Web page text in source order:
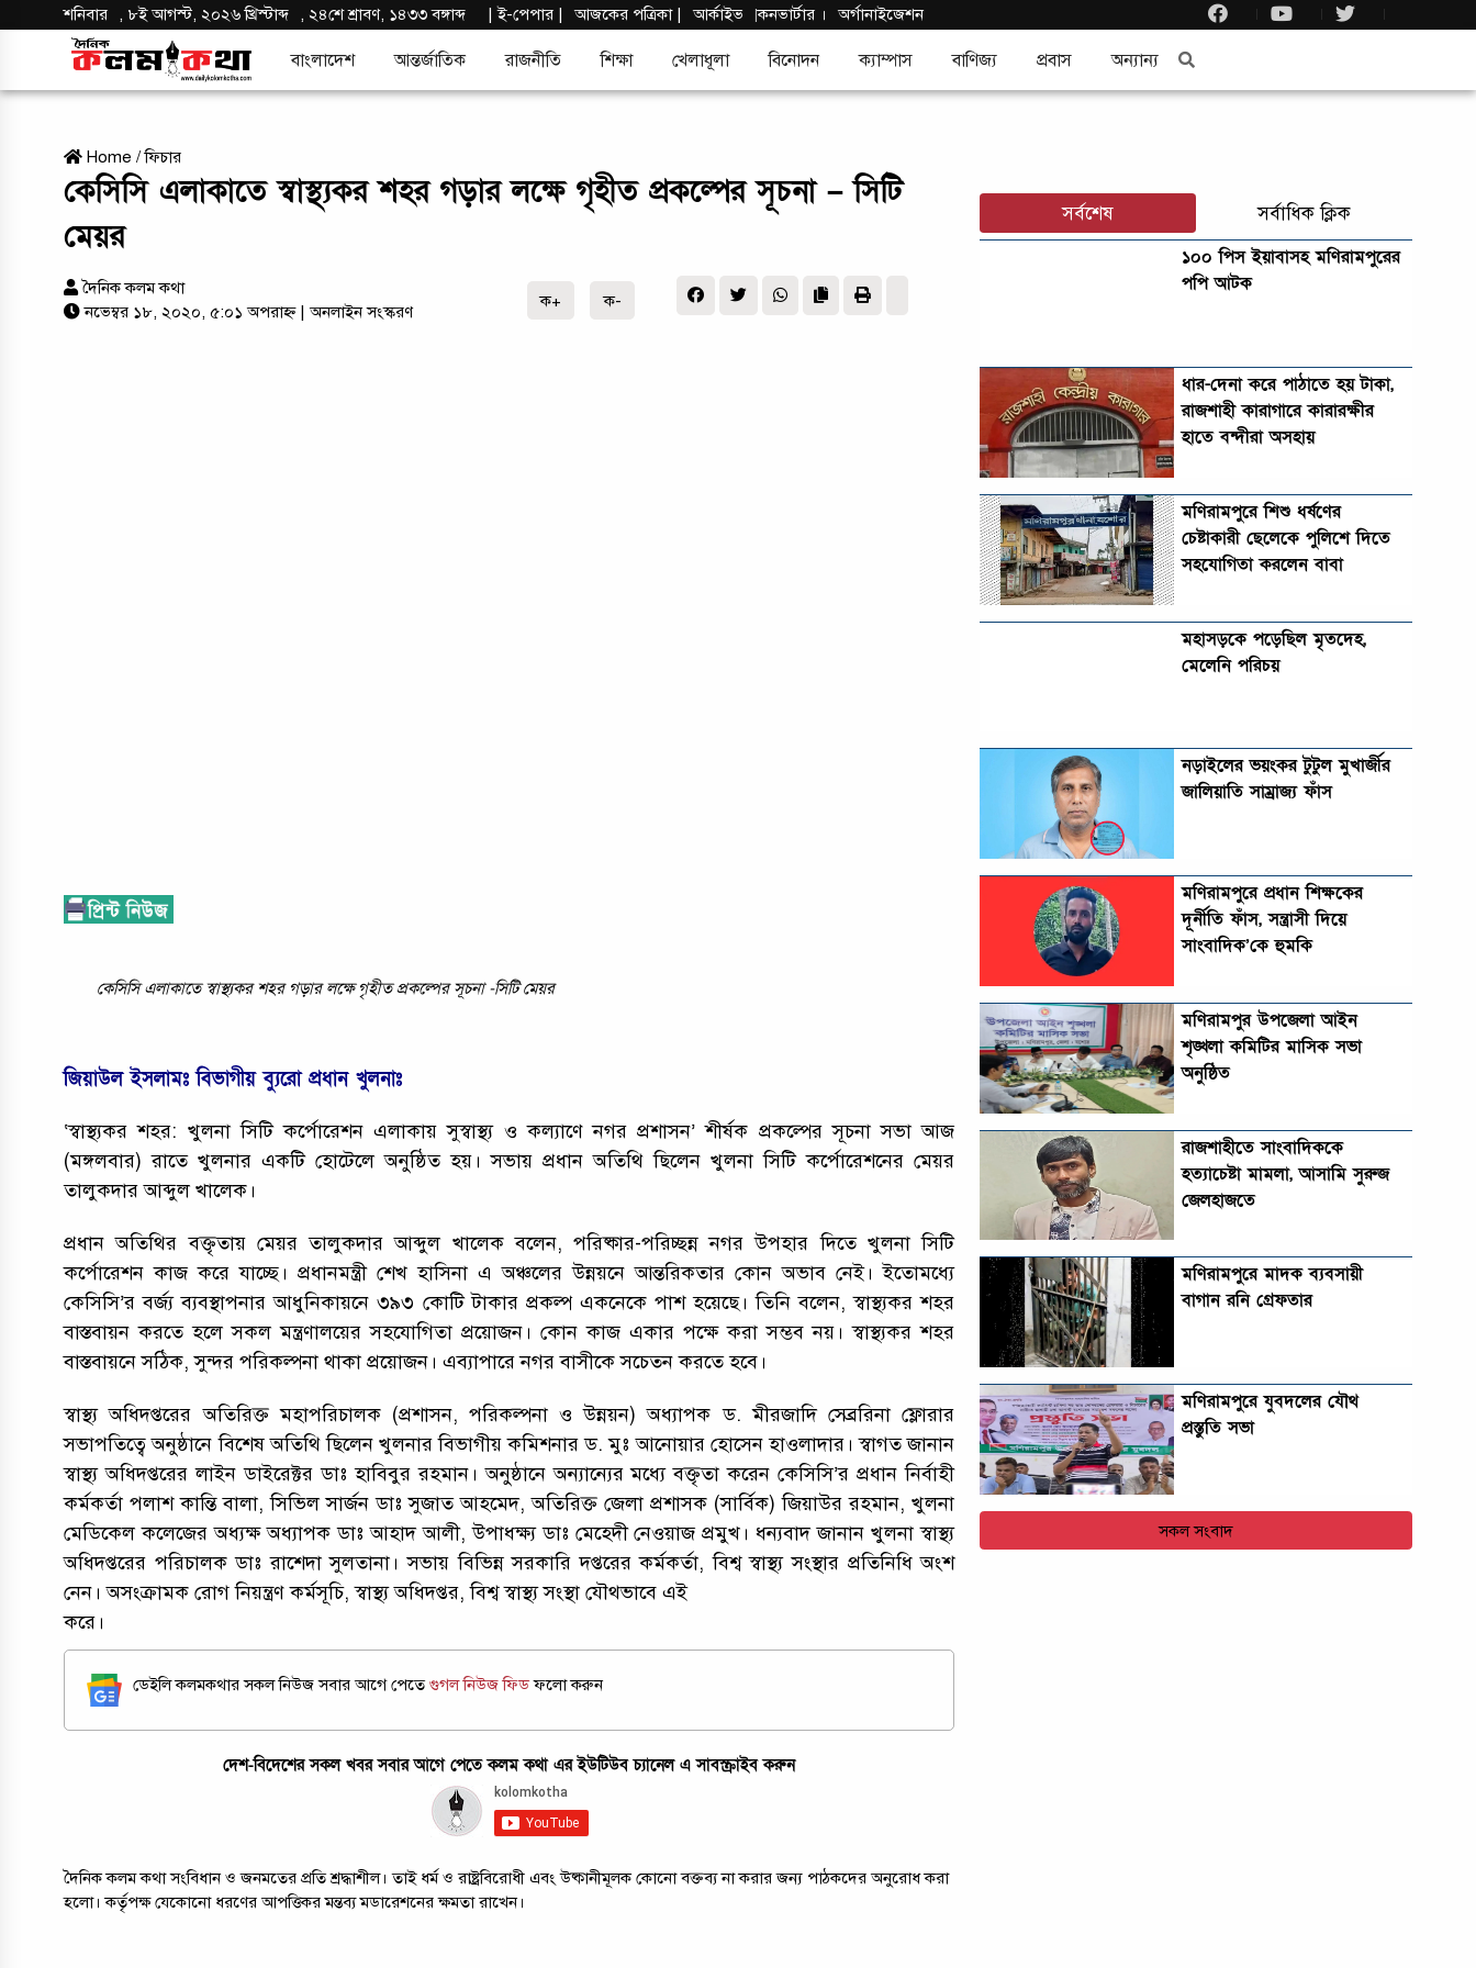
শনিবার , ৮ই আগস্ট, ২০২৬ খ্রিস্টাব্দ ,২৪শে শ্রাবণ, ১৪৩৩ বঙ্গাব্দ |ই-পেপার | আজকের পত্রিকা | আর্কাইভ |কনভার্টার । অর্গানাইজেশন
বাংলাদেশ আন্তর্জাতিক রাজনীতি শিক্ষা খেলাধূলা বিনোদন ক্যাম্পাস বাণিজ্য প্রবাস অন্যান্য
Home /ফিচার
কেসিসি এলাকাতে স্বাস্থ্যকর শহর গড়ার লক্ষে গৃহীত প্রকল্পের সূচনা – সিটি
মেয়র
দৈনিক কলম কথা
নভেম্বর ১৮, ২০২০, ৫:০১ অপরাহ্ন | অনলাইন সংস্করণ
ক+ ক-
কেসিসি এলাকাতে স্বাস্থ্যকর শহর গড়ার লক্ষে গৃহীত প্রকল্পের সূচনা-সিটি মেয়র
জিয়াউল ইসলামঃ বিভাগীয় ব্যুরো প্রধান খুলনাঃ
‘স্বাস্থ্যকর শহর: খুলনা সিটি কর্পোরেশন এলাকায় সুস্বাস্থ্য ও কল্যাণে নগর প্রশাসন’ শীর্ষক প্রকল্পের সূচনা সভা আজ
(মঙ্গলবার) রাতে খুলনার একটি হোটেলে অনুষ্ঠিত হয়। সভায় প্রধান অতিথি ছিলেন খুলনা সিটি কর্পোরেশনের মেয়র
তালুকদার আব্দুল খালেক।
প্রধান অতিথির বক্তৃতায় মেয়র তালুকদার আব্দুল খালেক বলেন, পরিষ্কার-পরিচ্ছন্ন নগর উপহার দিতে খুলনা সিটি
কর্পোরেশন কাজ করে যাচ্ছে। প্রধানমন্ত্রী শেখ হাসিনা এ অঞ্চলের উন্নয়নে আন্তরিকতার কোন অভাব নেই। ইতোমধ্যে
কেসিসি’র বর্জ্য ব্যবস্থাপনার আধুনিকায়নে ৩৯৩ কোটি টাকার প্রকল্প একনেকে পাশ হয়েছে। তিনি বলেন, স্বাস্থ্যকর শহর
বাস্তবায়ন করতে হলে সকল মন্ত্রণালয়ের সহযোগিতা প্রয়োজন। কোন কাজ একার পক্ষে করা সম্ভব নয়। স্বাস্থ্যকর শহর
বাস্তবায়নে সঠিক, সুন্দর পরিকল্পনা থাকা প্রয়োজন। এব্যাপারে নগর বাসীকে সচেতন করতে হবে।
স্বাস্থ্য অধিদপ্তরের অতিরিক্ত মহাপরিচালক (প্রশাসন, পরিকল্পনা ও উন্নয়ন) অধ্যাপক ড. মীরজাদি সেব্ররিনা ফ্লোরার
সভাপতিত্বে অনুষ্ঠানে বিশেষ অতিথি ছিলেন খুলনার বিভাগীয় কমিশনার ড. মুঃ আনোয়ার হোসেন হাওলাদার। স্বাগত জানান
স্বাস্থ্য অধিদপ্তরের লাইন ডাইরেক্টর ডাঃ হাবিবুর রহমান। অনুষ্ঠানে অন্যান্যের মধ্যে বক্তৃতা করেন কেসিসি’র প্রধান নির্বাহী
কর্মকর্তা পলাশ কান্তি বালা, সিভিল সার্জন ডাঃ সুজাত আহমেদ, অতিরিক্ত জেলা প্রশাসক (সার্বিক) জিয়াউর রহমান, খুলনা
মেডিকেল কলেজের অধ্যক্ষ অধ্যাপক ডাঃ আহাদ আলী, উপাধক্ষ্য ডাঃ মেহেদী নেওয়াজ প্রমুখ। ধন্যবাদ জানান খুলনা স্বাস্থ্য
অধিদপ্তরের পরিচালক ডাঃ রাশেদা সুলতানা। সভায় বিভিন্ন সরকারি দপ্তরের কর্মকর্তা, বিশ্ব স্বাস্থ্য সংস্থার প্রতিনিধি অংশ
নেন। অসংক্রামক রোগ নিয়ন্ত্রণ কর্মসূচি, স্বাস্থ্য অধিদপ্তর, বিশ্ব স্বাস্থ্য সংস্থা যৌথভাবে এই
করে।
ডেইলি কলমকথার সকল নিউজ সবার আগে পেতেগুগল নিউজ ফিডফলো করুন
দেশ-বিদেশের সকল খবর সবার আগে পেতে কলম কথা এর ইউটিউব চ্যানেল এ সাবস্ক্রাইব করুন
দৈনিক কলম কথা সংবিধান ও জনমতের প্রতি শ্রদ্ধাশীল। তাই ধর্ম ও রাষ্ট্রবিরোধী এবং উষ্কানীমূলক কোনো বক্তব্য না করার জন্য পাঠকদের অনুরোধ করা
হলো। কর্তৃপক্ষ যেকোনো ধরণের আপত্তিকর মন্তব্য মডারেশনের ক্ষমতা রাখেন।
সর্বশেষ সর্বাধিক ক্লিক
১০০ পিস ইয়াবাসহ মণিরামপুরের
পপি আটক
ধার-দেনা করে পাঠাতে হয় টাকা,
রাজশাহী কারাগারে কারারক্ষীর
হাতে বন্দীরা অসহায়
মণিরামপুরে শিশু ধর্ষণের
চেষ্টাকারী ছেলেকে পুলিশে দিতে
সহযোগিতা করলেন বাবা
মহাসড়কে পড়েছিল মৃতদেহ,
মেলেনি পরিচয়
নড়াইলের ভয়ংকর টুটুল মুখার্জীর
জালিয়াতি সাম্রাজ্য ফাঁস
মণিরামপুরে প্রধান শিক্ষকের
দূর্নীতি ফাঁস, সন্ত্রাসী দিয়ে
সাংবাদিক’কে হুমকি
মণিরামপুর উপজেলা আইন
শৃঙ্খলা কমিটির মাসিক সভা
অনুষ্ঠিত‎‎
রাজশাহীতে সাংবাদিককে
হত্যাচেষ্টা মামলা, আসামি সুরুজ
জেলহাজতে
মণিরামপুরে মাদক ব্যবসায়ী
বাগান রনি গ্রেফতার
মণিরামপুরে যুবদলের যৌথ
প্রস্তুতি সভা
সকল সংবাদ